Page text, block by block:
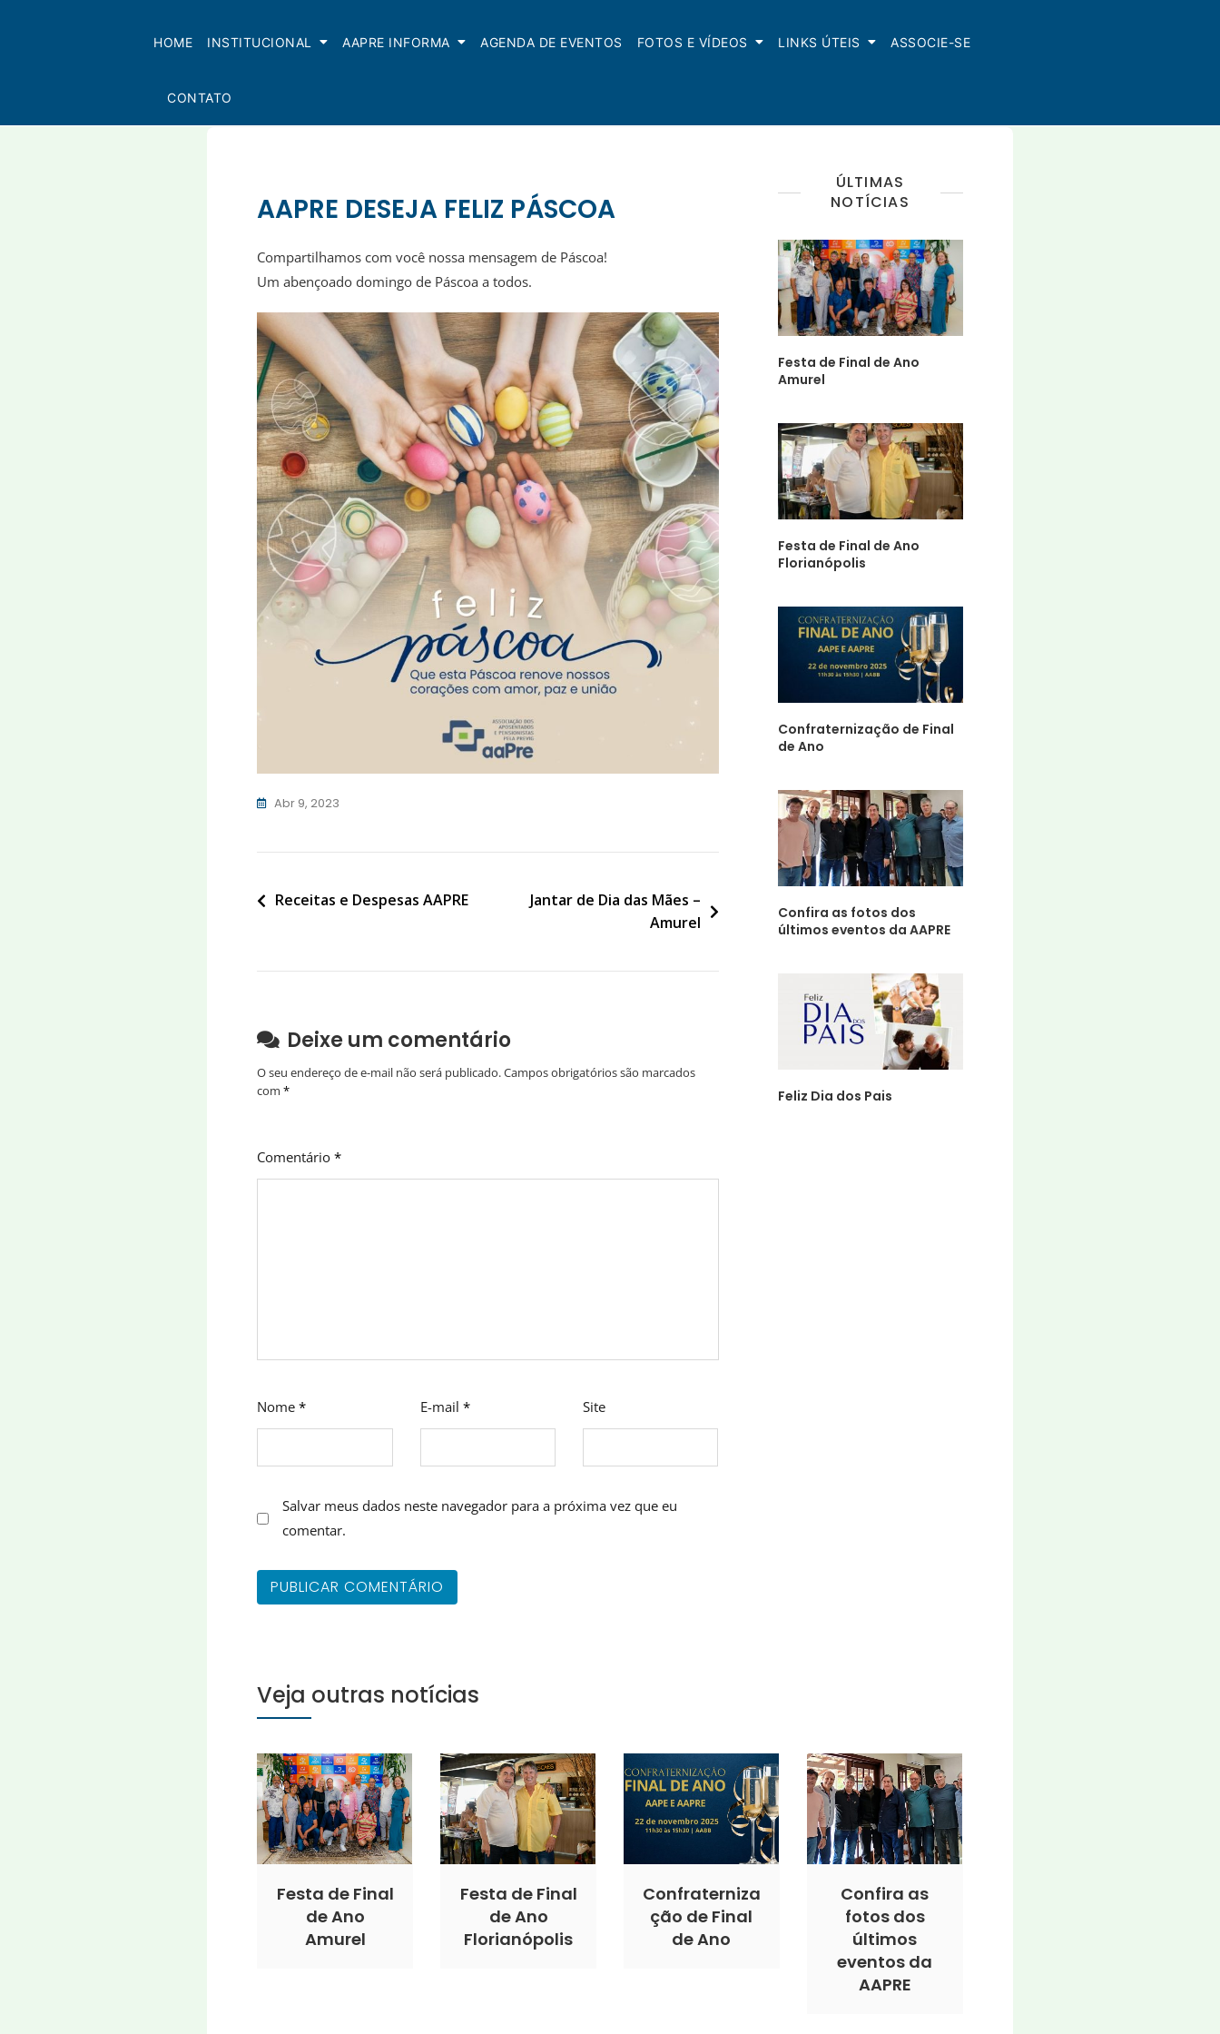
HOME INSTITUCIONAL AAPRE INFORMA AGENDA DE EVENTOS FOTOS E VÍDEOS LINKS ÚTEIS ASSOCIE-SE
CONTATO
AAPRE DESEJA FELIZ PÁSCOA
Compartilhamos com você nossa mensagem de Páscoa!
Um abençoado domingo de Páscoa a todos.
Abr 9, 2023
Navegação
Post
Receitas e Despesas AAPRE
Jantar de Dia das Mães –
Amurel
Deixe um comentário
O seu endereço de e-mail não será publicado.Campos obrigatórios são marcados
com*
Comentário*
Nome* E-mail * Site
Salvar meus dados neste navegador para a próxima vez que eu
comentar.
ÚLTIMAS
NOTÍCIAS
Festa de Final de Ano
Amurel
Festa de Final de Ano
Florianópolis
Confraternização de Final
de Ano
Confira as fotos dos
últimos eventos da AAPRE
Feliz Dia dos Pais
Veja outras notícias
Festa de Final
de Ano
Amurel
Festa de Final
de Ano
Florianópolis
Confraterniza
ção de Final
de Ano
Confira as
fotos dos
últimos
eventos da
AAPRE